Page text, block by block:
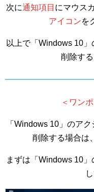
次に通知項目 にマウス
アイコンを
以上で「Windows 10
削除す
＜ワン
「Windows 10」のア
削除する場合は
まずは「Windows 10